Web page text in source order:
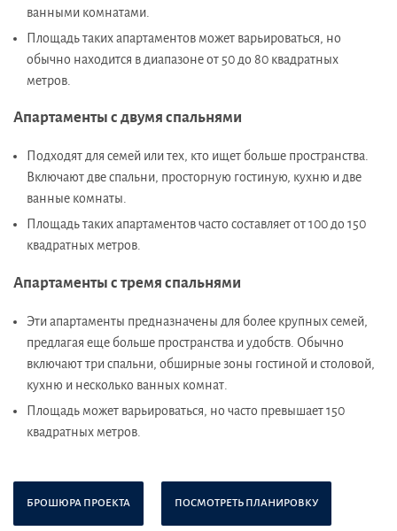
ванными комнатами.
Площадь таких апартаментов может варьироваться, но
обычно находится в диапазоне от 50 до 80 квадратных
метров.
Апартаменты с двумя спальнями
Подходят для семей или тех, кто ищет больше пространства.
Включают две спальни, просторную гостиную, кухню и две
ванные комнаты.
Площадь таких апартаментов часто составляет от 100 до 150
квадратных метров.
Апартаменты с тремя спальнями
Эти апартаменты предназначены для более крупных семей,
предлагая еще больше пространства и удобств. Обычно
включают три спальни, обширные зоны гостиной и столовой,
кухню и несколько ванных комнат.
Площадь может варьироваться, но часто превышает 150
квадратных метров.
БРОШЮРА ПРОЕКТА ПОСМОТРЕТЬ ПЛАНИРОВКУ